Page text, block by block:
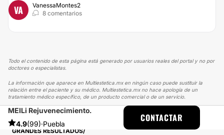
VA
VanessaMontes2
8 comentarios
Todo el contenido de esta página está generado por usuarios reales del portal y no por
doctores o especialistas.
La información que aparece en Multiestetica.mx en ningún caso puede sustituir la
relación entre el paciente y su médico. Multiestetica.mx no hace apología de un
tratamiento médico específico, de un producto comercial o de un servicio.
MEILi Rejuvenecimiento.
4.9(99)·Puebla
CONTACTAR
MULTIESTETICA
EXPERIENCIAS
EXPERIENCIAS SOBRE BOLSAS DE BICHAT
GRANDES RESULTADOS